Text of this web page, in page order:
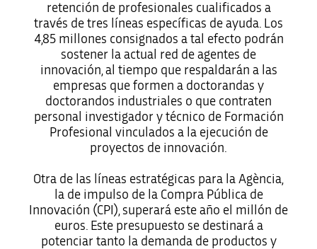
retención de profesionales cualificados a
través de tres líneas específicas de ayuda. Los
4,85 millones consignados a tal efecto podrán
sostener la actual red de agentes de
innovación, al tiempo que respaldarán a las
empresas que formen a doctorandas y
doctorandos industriales o que contraten
personal investigador y técnico de Formación
Profesional vinculados a la ejecución de
proyectos de innovación.
Otra de las líneas estratégicas para la Agència,
la de impulso de la Compra Pública de
Innovación (CPI), superará este año el millón de
euros. Este presupuesto se destinará a
potenciar tanto la demanda de productos y